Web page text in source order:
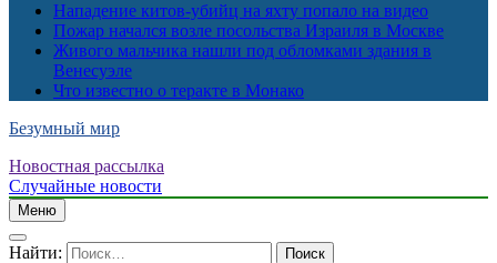
Нападение китов-убийц на яхту попало на видео
Пожар начался возле посольства Израиля в Москве
Живого мальчика нашли под обломками здания в
Венесуэле
Что известно о теракте в Монако
Безумный мир
Новостная рассылка
Случайные новости
Меню
Найти: